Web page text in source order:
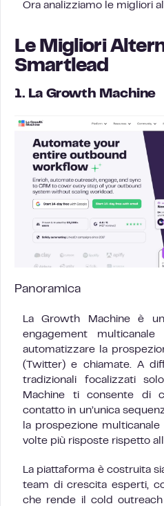
Ora analizziamo le migliori
Le Migliori
Smartlead
1. La Growth Machine
Panoramica
La Growth Machine è
engagement
automatizzare la
(Twitter) e chiamate. A
tradizionali focalizzati
Machine ti consente di
contatto in un’unica
la prospezione
volte più risposte rispetto
La piattaforma è costruita
team di crescita esperti,
che rende il cold